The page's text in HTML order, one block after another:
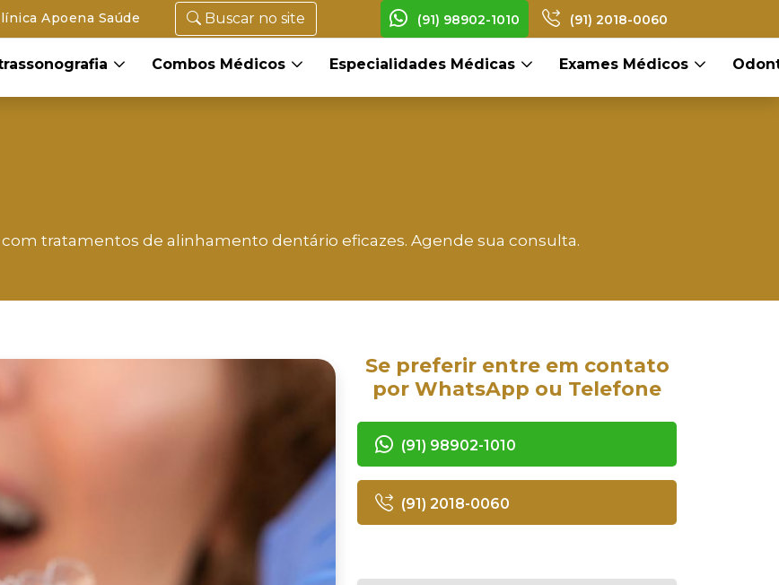
Apoena Saúde Buscar no site (91) 2018-0060
(91) 98902-1010
Combos Médicos Especialidades Médicas Exames Médicos
tratamentos de alinhamento dentário eficazes. Agende sua consulta.
Se preferir entre em contato
por WhatsApp ou Telefone
(91) 98902-1010
(91) 2018-0060